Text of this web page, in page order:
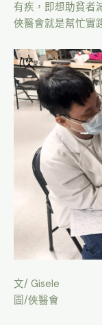
有疾，即想助貧者
俠醫會就是幫忙實
文/ Gisele
圖/俠醫會